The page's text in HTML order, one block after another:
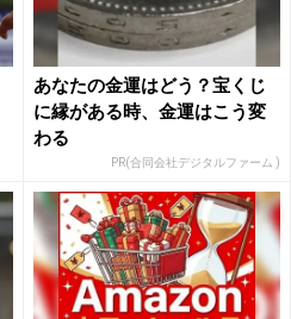
あなたの金運はどう？宝くじ
に縁がある時、金運はこう変
わる
PR(合同会社デジタルファーム )